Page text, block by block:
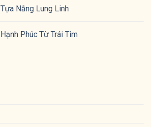
Tựa Nắng Lung Linh
Hạnh Phúc Từ Trái Tim